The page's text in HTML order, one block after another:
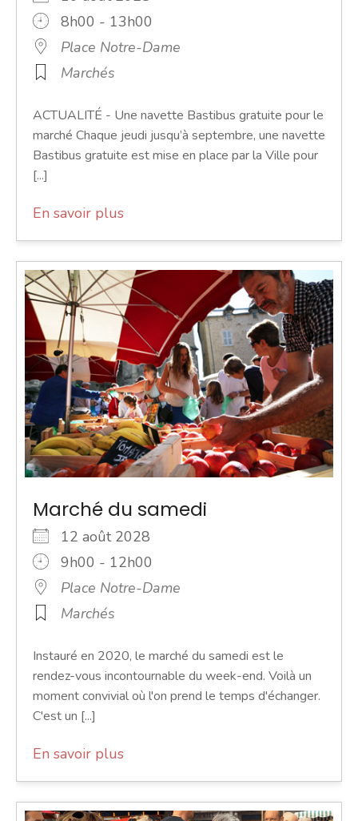
8h00 - 13h00
Place Notre-Dame
Marchés
ACTUALITÉ - Une navette Bastibus gratuite pour le
marché Chaque jeudi jusqu’à septembre, une navette
Bastibus gratuite est mise en place par la Ville pour
[...]
En savoir plus
Marché du samedi
12 août 2028
9h00 - 12h00
Place Notre-Dame
Marchés
Instauré en 2020, le marché du samedi est le
rendez-vous incontournable du week-end. Voilà un
moment convivial où l'on prend le temps d'échanger.
C'est un [...]
En savoir plus